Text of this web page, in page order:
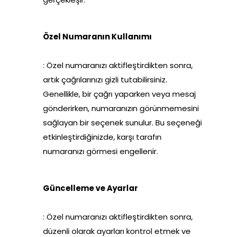
Özel Numaranın Kullanımı
: Özel numaranızı aktifleştirdikten sonra,
artık çağrılarınızı gizli tutabilirsiniz.
Genellikle, bir çağrı yaparken veya mesaj
gönderirken, numaranızın görünmemesini
sağlayan bir seçenek sunulur. Bu seçeneği
etkinleştirdiğinizde, karşı tarafın
numaranızı görmesi engellenir.
Güncelleme ve Ayarlar
: Özel numaranızı aktifleştirdikten sonra,
düzenli olarak ayarları kontrol etmek ve